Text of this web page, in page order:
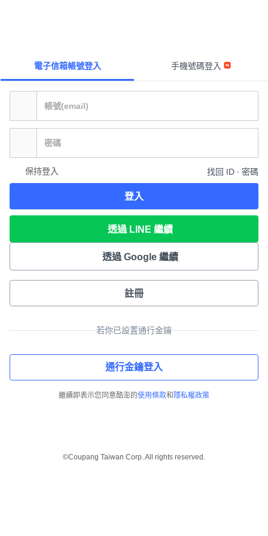
電子信箱帳號登入 手機號碼登入
保持登入 找回 ID ∙ 密碼
登入
透過 LINE 繼續
透過 Google 繼續
註冊
若你已設置通行金鑰
通行金鑰登入
繼續即表示您同意酷澎的使用條款和 隱私權政策
©Coupang Taiwan Corp. All rights reserved.